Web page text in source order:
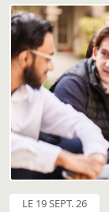
LE 19 SEPT. 26